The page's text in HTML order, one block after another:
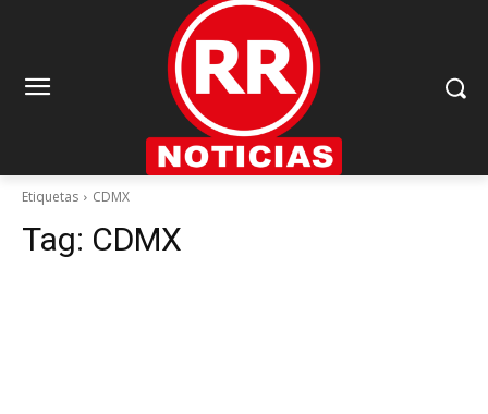
Etiquetas CDMX
Tag: CDMX